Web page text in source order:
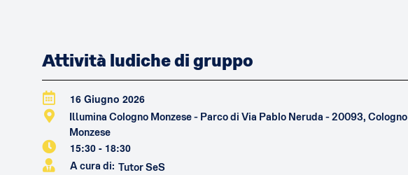
Attività ludiche di gruppo
16 Giugno 2026
Illumina Cologno Monzese - Parco di Via Pablo Neruda - 20093, Cologno
Monzese
15:30 - 18:30
A cura di: Tutor SeS